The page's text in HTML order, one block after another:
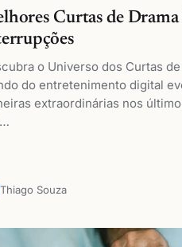
Curtas de
o Universo dos Curtas de
do entretenimento digital
extraordinárias nos
Thiago Souza